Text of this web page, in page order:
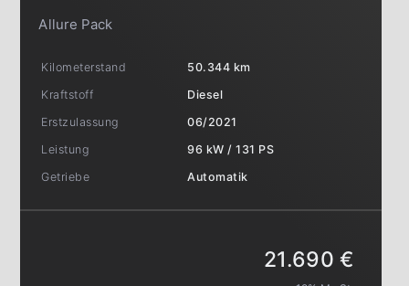
Allure Pack
Kilometerstand
50.344 km
Kraftstoff
Diesel
Erstzulassung
06/2021
Leistung
96 kW / 131 PS
Getriebe
Automatik
21.690 €